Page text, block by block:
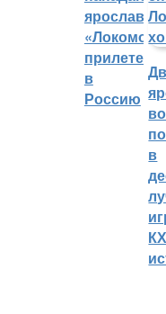
прилетел
в
Россию
в